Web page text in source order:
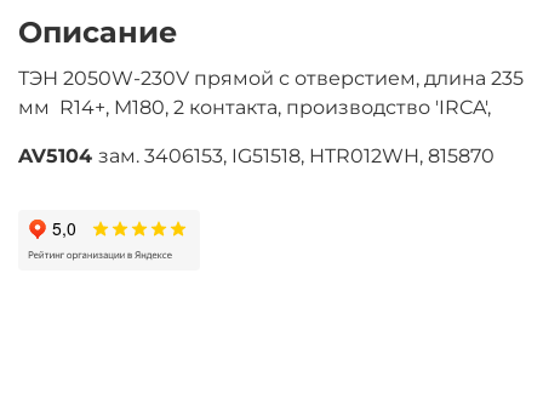
Описание
ТЭН 2050W-230V прямой с отверстием, длина 235
мм R14+, M180, 2 контакта, производство 'IRCA',
AV5104 зам. 3406153, IG51518, HTR012WH, 815870